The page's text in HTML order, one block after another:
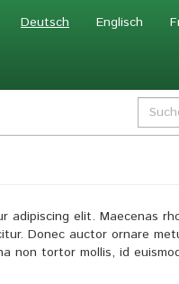
Deutsch Englisch
adipiscing elit. Maecenas
Donec auctor ornare
non tortor mollis, id